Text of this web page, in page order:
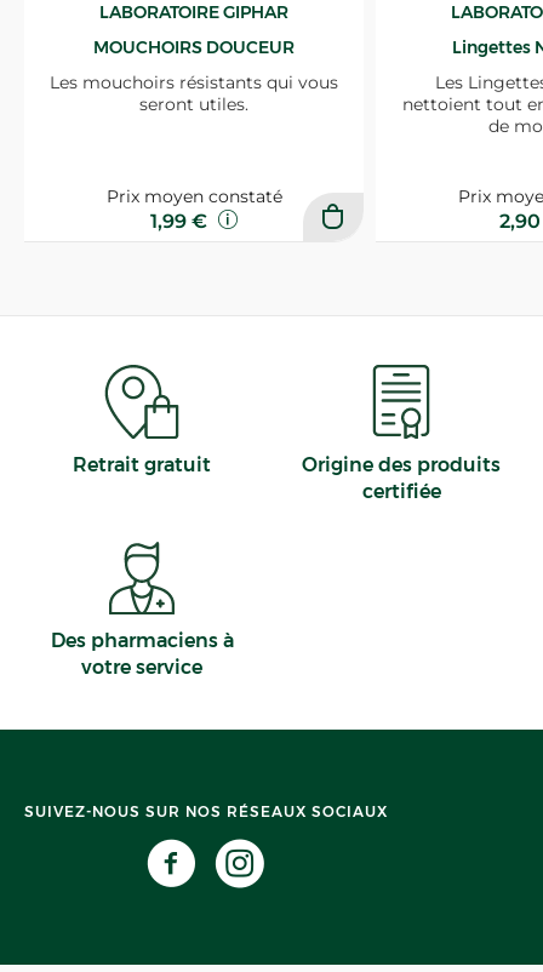
LABORATOIRE GIPHAR
MOUCHOIRS DOUCEUR
Les mouchoirs résistants qui vous
seront utiles.
Prix moyen constaté
1,99 €
Lingettes
Les
nettoient tout
de
Prix
Retrait gratuit
Origine des produits
certifiée
Des pharmaciens à
votre service
SUIVEZ-NOUS SUR NOS RÉSEAUX SOCIAUX